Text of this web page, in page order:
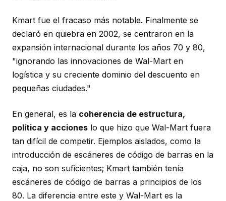
Kmart fue el fracaso más notable. Finalmente se
declaró en quiebra en 2002, se centraron en la
expansión internacional durante los años 70 y 80,
"ignorando las innovaciones de Wal-Mart en
logística y su creciente dominio del descuento en
pequeñas ciudades."
En general, es la coherencia de estructura,
política y acciones lo que hizo que Wal-Mart fuera
tan difícil de competir. Ejemplos aislados, como la
introducción de escáneres de código de barras en la
caja, no son suficientes; Kmart también tenía
escáneres de código de barras a principios de los
80. La diferencia entre este y Wal-Mart es la